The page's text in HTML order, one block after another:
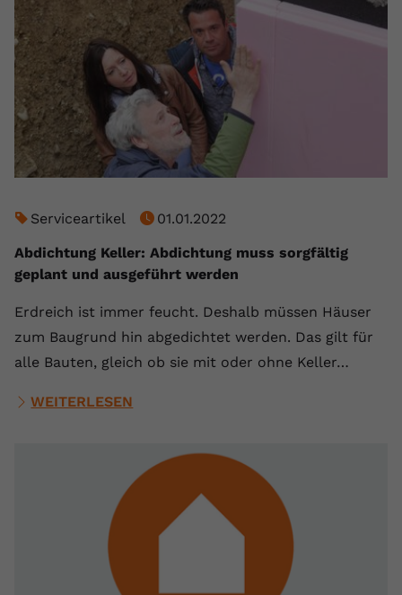
Serviceartikel
01.01.2022
Abdichtung Keller: Abdichtung muss sorgfältig
geplant und ausgeführt werden
Erdreich ist immer feucht. Deshalb müssen Häuser
zum Baugrund hin abgedichtet werden. Das gilt für
alle Bauten, gleich ob sie mit oder ohne Keller…
WEITERLESEN